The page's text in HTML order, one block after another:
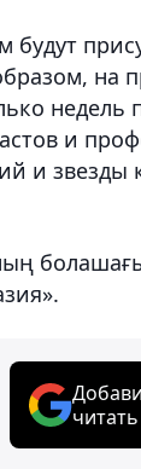
будут
на
недель
и
и звезды
болашағы